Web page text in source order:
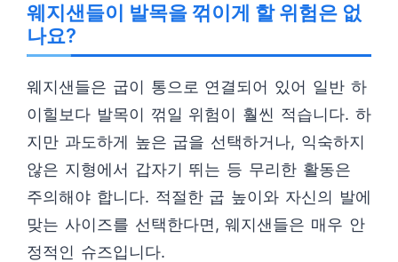
웨지샌들이 발목을 꺾이게 할 위험은 없
나요?
웨지샌들은 굽이 통으로 연결되어 있어 일반 하
이힐보다 발목이 꺾일 위험이 훨씬 적습니다. 하
지만 과도하게 높은 굽을 선택하거나, 익숙하지
않은 지형에서 갑자기 뛰는 등 무리한 활동은
주의해야 합니다. 적절한 굽 높이와 자신의 발에
맞는 사이즈를 선택한다면, 웨지샌들은 매우 안
정적인 슈즈입니다.